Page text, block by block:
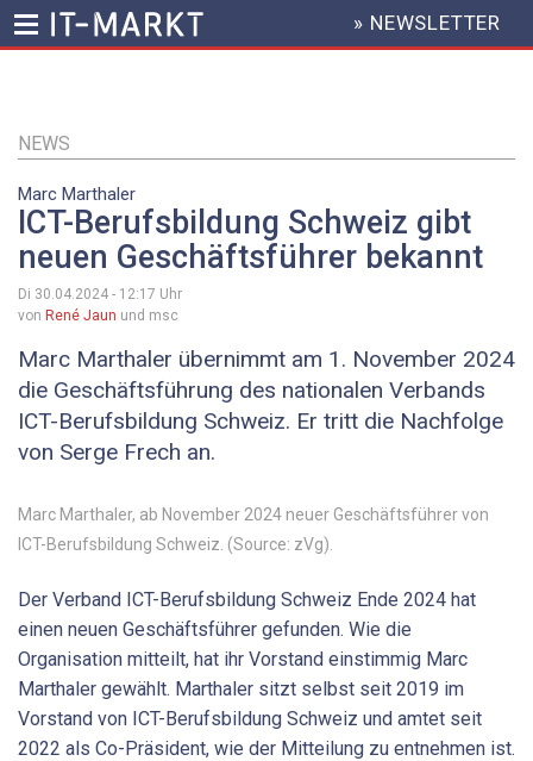
Inhalt
HEADER
MENU
» NEWSLETTER
NEWS
Marc Marthaler
ICT-Berufsbildung Schweiz gibt
neuen Geschäftsführer bekannt
Di 30.04.2024 - 12:17 Uhr
von René Jaun und msc
Marc Marthaler übernimmt am 1. November 2024
die Geschäftsführung des nationalen Verbands
ICT-Berufsbildung Schweiz. Er tritt die Nachfolge
von Serge Frech an.
Marc Marthaler, ab November 2024 neuer Geschäftsführer von
ICT-Berufsbildung Schweiz. (Source: zVg).
Der Verband ICT-Berufsbildung Schweiz Ende 2024 hat
einen neuen Geschäftsführer gefunden. Wie die
Organisation mitteilt, hat ihr Vorstand einstimmig Marc
Marthaler gewählt. Marthaler sitzt selbst seit 2019 im
Vorstand von ICT-Berufsbildung Schweiz und amtet seit
2022 als Co-Präsident, wie der Mitteilung zu entnehmen ist.